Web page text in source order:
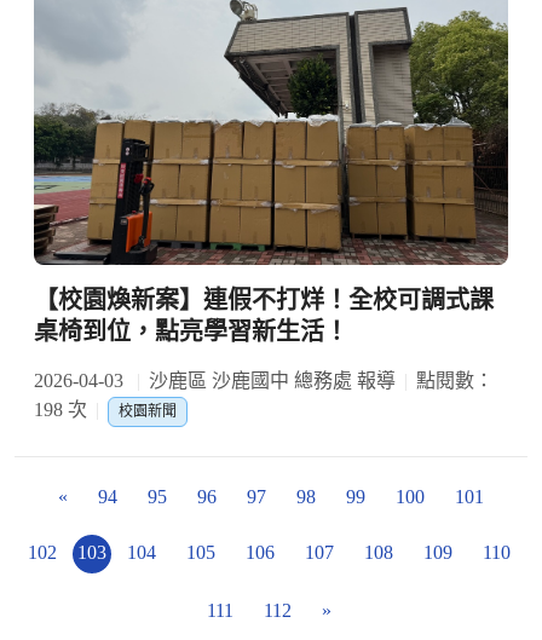
【校園煥新案】連假不打烊！全校可調式課
桌椅到位，點亮學習新生活！
2026-04-03 沙鹿區 沙鹿國中 總務處 報導
點閱數：
198 次
校園新聞
« 94 95 96 97 98 99 100 101
102 103 104 105 106 107 108 109 110
111 112 »